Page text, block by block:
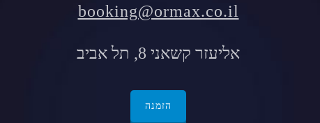
booking@ormax.co.il
אליעזר קשאני 8, תל אביב
הזמנה